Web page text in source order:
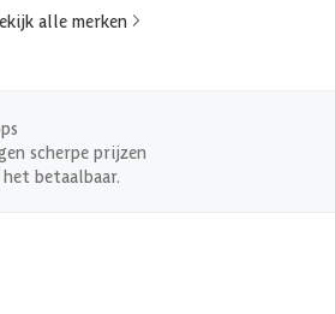
alle merken
scherpe prijzen
het betaalbaar.